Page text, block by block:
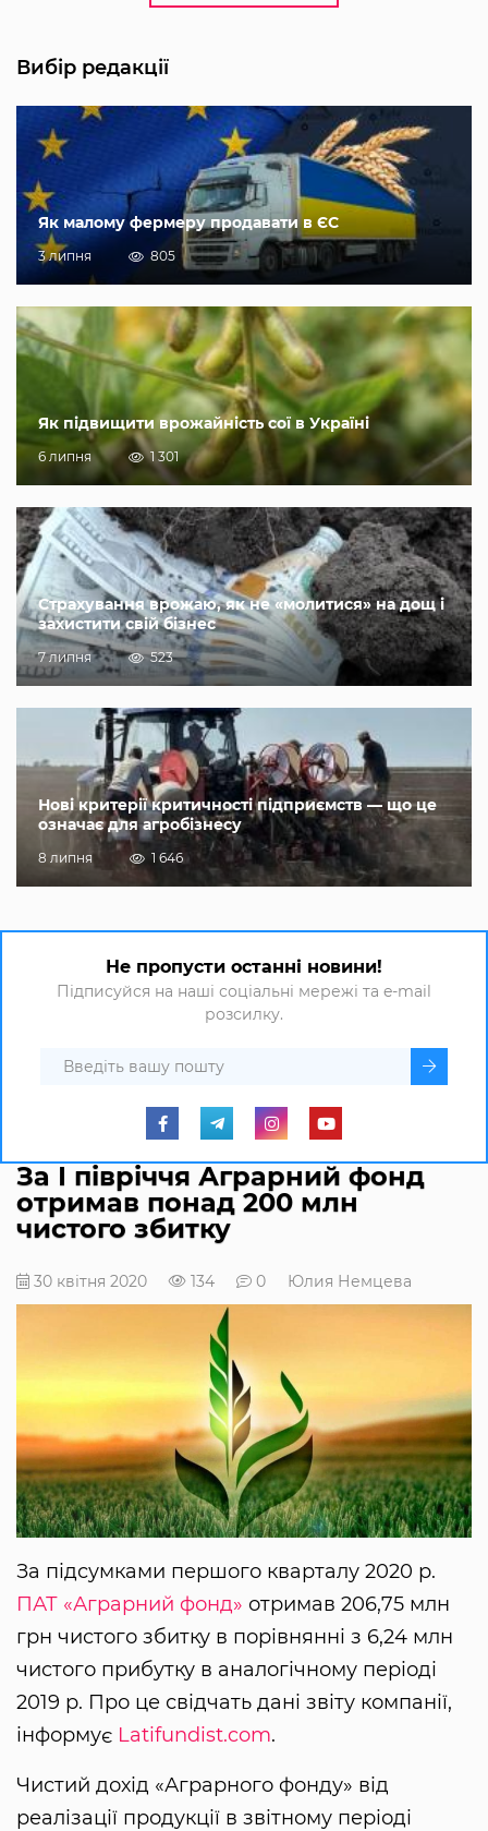
Вибір редакції
Як малому фермеру продавати в ЄС
3 липня 805
Як підвищити врожайність сої в Україні
6 липня 1 301
Страхування врожаю, як не «молитися» на дощ і
захистити свій бізнес
7 липня 523
Нові критерії критичності підприємств — що це
означає для агробізнесу
8 липня 1 646
Не пропусти останні новини!
Підписуйся на наші соціальні мережі та e-mail
розсилку.
За І півріччя Аграрний фонд
отримав понад 200 млн
чистого збитку
30 квітня 2020 134 0 Юлия Немцева
За підсумками першого кварталу 2020 р.
ПАТ «Аграрний фонд» отримав 206,75 млн
грн чистого збитку в порівнянні з 6,24 млн
чистого прибутку в аналогічному періоді
2019 р. Про це свідчать дані звіту компанії,
інформує Latifundist.com.
Чистий дохід «Аграрного фонду» від
реалізації продукції в звітному періоді